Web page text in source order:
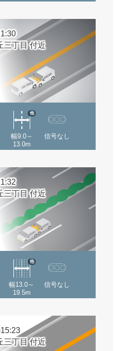
三丁目 付近
幅9.0～
13.0m
他
信号なし
三丁目 付近
幅13.0～
19.5m
他
信号なし
三丁目 付近